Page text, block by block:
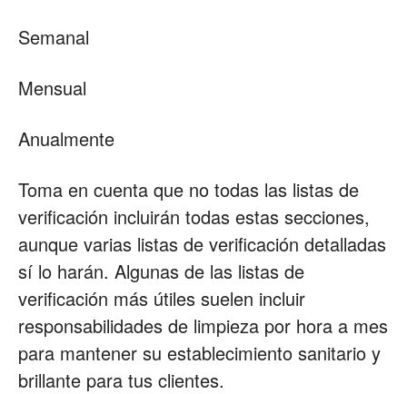
Semanal
Mensual
Anualmente
Toma en cuenta que no todas las listas de
verificación incluirán todas estas secciones,
aunque varias listas de verificación detalladas
sí lo harán. Algunas de las listas de
verificación más útiles suelen incluir
responsabilidades de limpieza por hora a mes
para mantener su establecimiento sanitario y
brillante para tus clientes.